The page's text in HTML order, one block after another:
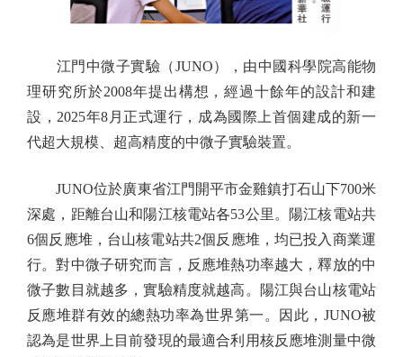
江門中微子實驗（JUNO），由中國科學院高能物
理研究所於2008年提出構想，經過十餘年的設計和建
設，2025年8月正式運行，成為國際上首個建成的新一
代超大規模、超高精度的中微子實驗裝置。
JUNO位於廣東省江門開平市金雞鎮打石山下700米
深處，距離台山和陽江核電站各53公里。陽江核電站共
6個反應堆，台山核電站共2個反應堆，均已投入商業運
行。對中微子研究而言，反應堆熱功率越大，釋放的中
微子數目就越多，實驗精度就越高。陽江與台山核電站
反應堆群有效的總熱功率為世界第一。因此，JUNO被
認為是世界上目前發現的最適合利用核反應堆測量中微